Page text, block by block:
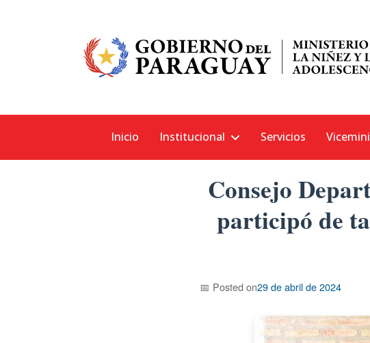
Inicio
Institucional Servicios
Consejo
participó de
Posted on29 de abril de 2024